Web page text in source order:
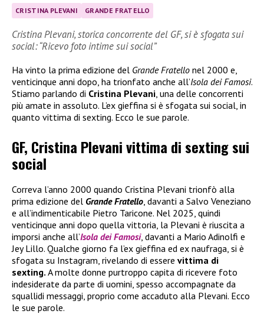
CRISTINA PLEVANI GRANDE FRATELLO
Cristina Plevani, storica concorrente del GF, si è sfogata sui
social: “Ricevo foto intime sui social”
Ha vinto la prima edizione del Grande Fratello nel 2000 e,
venticinque anni dopo, ha trionfato anche all’Isola dei Famosi.
Stiamo parlando di Cristina Plevani , una delle concorrenti
più amate in assoluto. L’ex gieffina si è sfogata sui social, in
quanto vittima di sexting. Ecco le sue parole.
GF, Cristina Plevani vittima di sexting sui
social
Correva l’anno 2000 quando Cristina Plevani trionfò alla
prima edizione del Grande Fratello , davanti a Salvo Veneziano
e all’indimenticabile Pietro Taricone. Nel 2025, quindi
venticinque anni dopo quella vittoria, la Plevani è riuscita a
imporsi anche all’Isola dei Famosi, davanti a Mario Adinolfi e
Jey Lillo. Qualche giorno fa l’ex gieffina ed ex naufraga, si è
sfogata su Instagram, rivelando di essere vittima di
sexting. A molte donne purtroppo capita di ricevere foto
indesiderate da parte di uomini, spesso accompagnate da
squallidi messaggi, proprio come accaduto alla Plevani. Ecco
le sue parole.